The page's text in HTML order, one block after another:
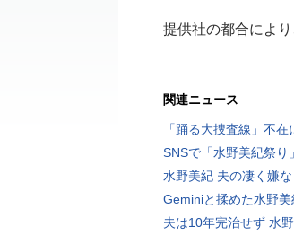
提供社の都合により
関連ニュース
「踊る大捜査線」不在
SNSで「水野美紀祭り
水野美紀 夫の凄く嫌な
Geminiと揉めた水野
夫は10年完治せず 水